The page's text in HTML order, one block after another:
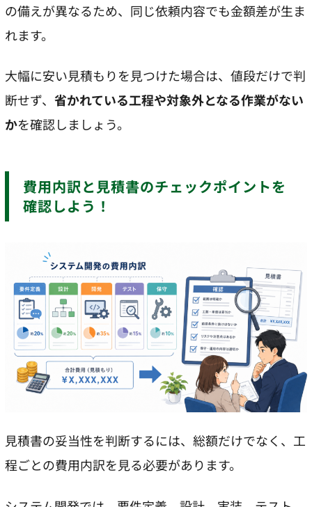
の備えが異なるため、同じ依頼内容でも金額差が生ま
れます。
大幅に安い見積もりを見つけた場合は、値段だけで判
断せず、 省かれている工程や対象外となる作業がない
かを確認しましょう。
費用内訳と見積書のチェックポイントを
確認しよう！
見積書の妥当性を判断するには、総額だけでなく、工
程ごとの費用内訳を見る必要があります。